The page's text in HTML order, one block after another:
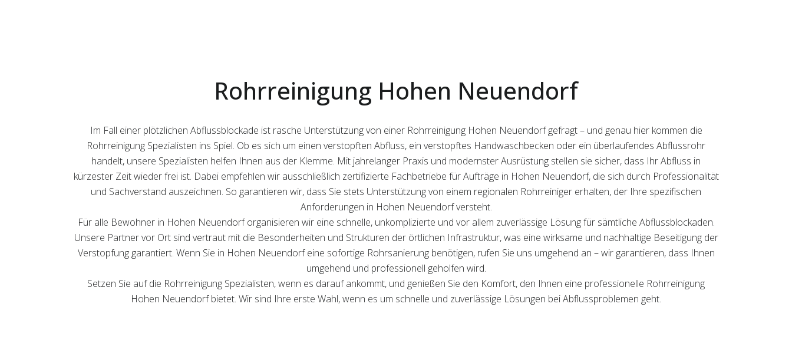
Rohrreinigung Hohen Neuendorf
Im Fall einer plötzlichen Abflussblockade ist rasche Unterstützung von einer Rohrreinigung Hohen Neuendorf gefragt – und genau hier kommen die
Rohrreinigung Spezialisten ins Spiel. Ob es sich um einen verstopften Abfluss, ein verstopftes Handwaschbecken oder ein überlaufendes Abflussrohr
handelt, unsere Spezialisten helfen Ihnen aus der Klemme. Mit jahrelanger Praxis und modernster Ausrüstung stellen sie sicher, dass Ihr Abfluss in
kürzester Zeit wieder frei ist. Dabei empfehlen wir ausschließlich zertifizierte Fachbetriebe für Aufträge in Hohen Neuendorf, die sich durch Professionalität
und Sachverstand auszeichnen. So garantieren wir, dass Sie stets Unterstützung von einem regionalen Rohrreiniger erhalten, der Ihre spezifischen
Anforderungen in Hohen Neuendorf versteht.
Für alle Bewohner in Hohen Neuendorf organisieren wir eine schnelle, unkomplizierte und vor allem zuverlässige Lösung für sämtliche Abflussblockaden.
Unsere Partner vor Ort sind vertraut mit die Besonderheiten und Strukturen der örtlichen Infrastruktur, was eine wirksame und nachhaltige Beseitigung der
Verstopfung garantiert. Wenn Sie in Hohen Neuendorf eine sofortige Rohrsanierung benötigen, rufen Sie uns umgehend an – wir garantieren, dass Ihnen
umgehend und professionell geholfen wird.
Setzen Sie auf die Rohrreinigung Spezialisten, wenn es darauf ankommt, und genießen Sie den Komfort, den Ihnen eine professionelle Rohrreinigung
Hohen Neuendorf bietet. Wir sind Ihre erste Wahl, wenn es um schnelle und zuverlässige Lösungen bei Abflussproblemen geht.